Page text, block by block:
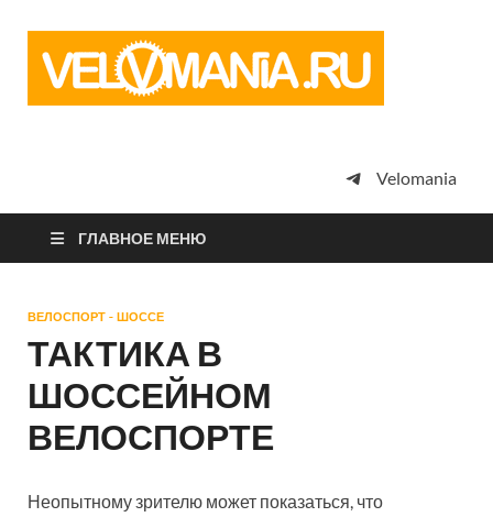
просто
Velomania
ГЛАВНОЕ МЕНЮ
ВЕЛОСПОРТ - ШОССЕ
ТАКТИКА В
ШОССЕЙНОМ
ВЕЛОСПОРТЕ
Неопытному зрителю может показаться, что